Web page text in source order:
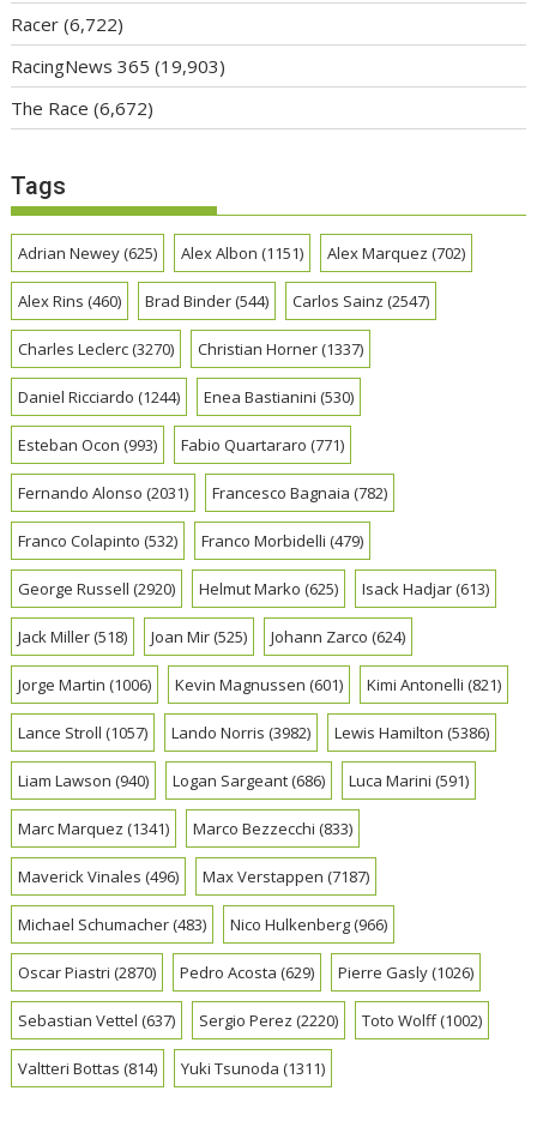
Racer (6,722)
RacingNews 365 (19,903)
The Race (6,672)
Tags
Adrian Newey(625) Alex Albon (1151) Alex Marquez (702)
Alex Rins (460) Brad Binder(544) Carlos Sainz (2547)
Charles Leclerc(3270) Christian Horner(1337)
Daniel Ricciardo (1244) Enea Bastianini (530)
Esteban Ocon (993) Fabio Quartararo (771)
Fernando Alonso (2031) Francesco Bagnaia (782)
Franco Colapinto (532) Franco Morbidelli (479)
George Russell (2920) Helmut Marko (625) Isack Hadjar(613)
Jack Miller(518) Joan Mir(525) Johann Zarco (624)
Jorge Martin (1006) Kevin Magnussen (601) Kimi Antonelli (821)
Lance Stroll (1057) Lando Norris (3982) Lewis Hamilton (5386)
Liam Lawson (940) Logan Sargeant(686) Luca Marini (591)
Marc Marquez (1341) Marco Bezzecchi (833)
Maverick Vinales (496) Max Verstappen (7187)
Michael Schumacher(483) Nico Hulkenberg(966)
Oscar Piastri (2870) Pedro Acosta (629) Pierre Gasly(1026)
Sebastian Vettel (637) Sergio Perez (2220) Toto Wolff(1002)
Valtteri Bottas (814) Yuki Tsunoda (1311)